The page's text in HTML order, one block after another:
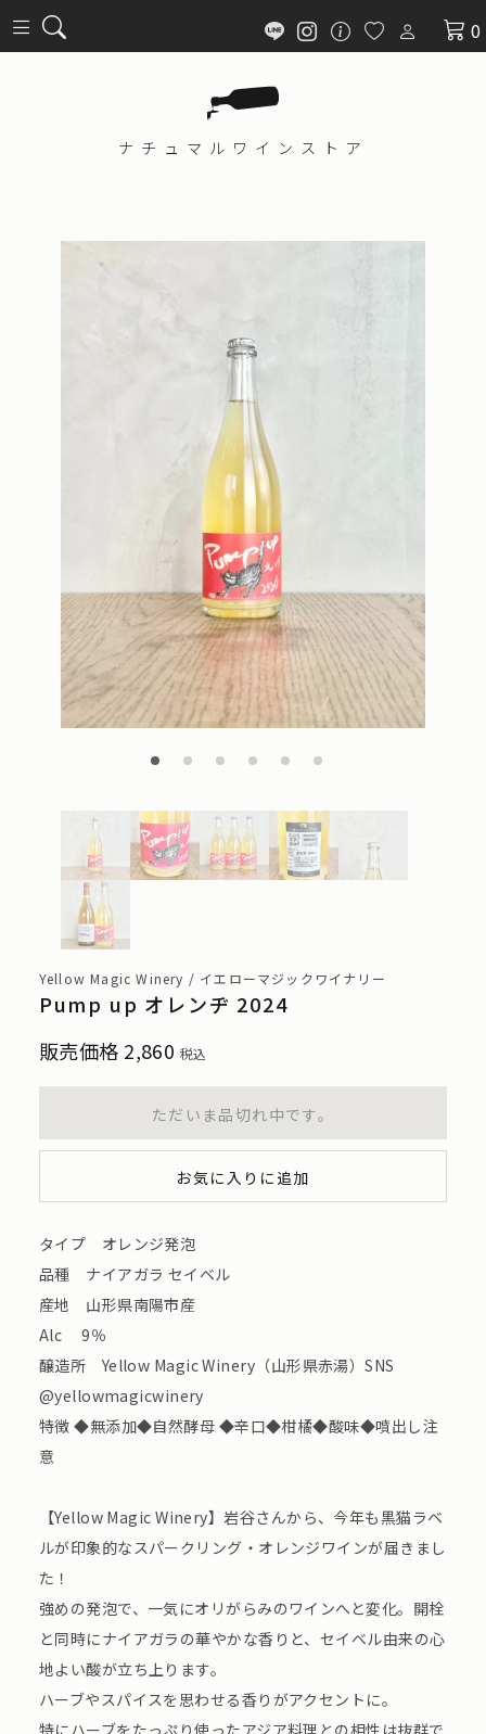
0
ナチュマル ワインストア
Yellow Magic Winery / イエローマジックワイナリー
Pump up オレンヂ 2024
販売価格 2,860 税込
ただいま品切れ中です。
お気に入りに追加
タイプ オレンジ発泡
品種 ナイアガラ セイベル
産地 ⼭形県南陽市産
Alc 9％
醸造所 Yellow Magic Winery（山形県赤湯）SNS
@yellowmagicwinery
特徴 ◆無添加◆⾃然酵⺟ ◆辛口◆柑橘◆酸味◆噴出し注
意
【Yellow Magic Winery】岩谷さんから、今年も黒猫ラベ
ルが印象的なスパークリング・オレンジワインが届きまし
た！
強めの発泡で、一気にオリがらみのワインへと変化。開栓
と同時にナイアガラの華やかな香りと、セイベル由来の心
地よい酸が立ち上ります。
ハーブやスパイスを思わせる香りがアクセントに。